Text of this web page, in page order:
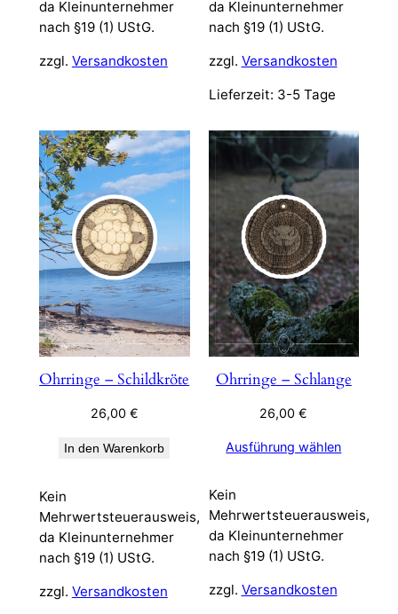
da Kleinunternehmer
nach §19 (1) UStG.
zzgl. Versandkosten
da Kleinunternehmer
nach §19 (1) UStG.
zzgl. Versandkosten
Lieferzeit: 3-5 Tage
Ohrringe – Schildkröte
26,00 €
In den Warenkorb
Kein
Mehrwertsteuerausweis,
da Kleinunternehmer
nach §19 (1) UStG.
zzgl. Versandkosten
Ohrringe – Schlange
26,00€
Ausführung wählen
Kein
Mehrwertsteuerausweis,
da Kleinunternehmer
nach §19 (1) UStG.
zzgl. Versandkosten